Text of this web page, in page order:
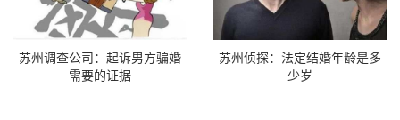
苏州调查公司：起诉男方骗婚
需要的证据
苏州侦探：法定结婚年龄是多
少岁